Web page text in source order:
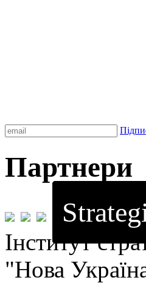
Партнери
Інститут
"Нова